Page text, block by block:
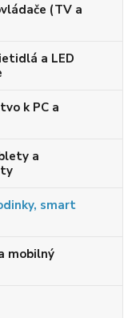
(TV a
a LED
k PC a
a
smart
mobilný